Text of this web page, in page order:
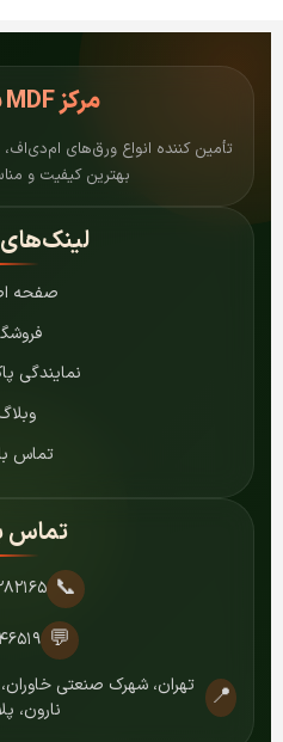
مرکزMDF شمشاد
تأمین کننده انواع ورق‌های
بهترین کیفیت و
صفحه
نمایندگی
تماس
تماس
📞 ۰۲۱-
💬
📍
تهران، شهرک صنعتی
نارون،